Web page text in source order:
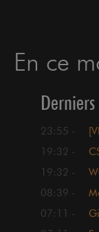
En ce
23:55 -
19:32 -
19:32 -
08:39 -
07:11 -